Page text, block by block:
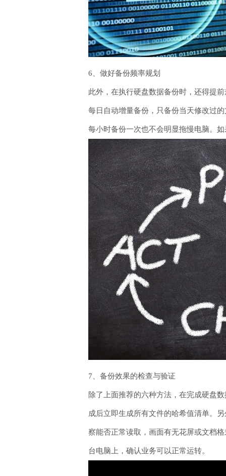
6、做好备份频率规划
此外，在执行硬盘数据备份时，还得提
每日自动增量备份，只备份当天修改过
每小时备份一次也不会明显拖慢电脑。
7、备份效果的检查与验证
除了上面推荐的六种方法，在完成硬盘
成后立即生成所有文件的哈希值清单。
察能否正常读取，画面有无花屏或文档
台电脑上，确认业务可以正常运转。